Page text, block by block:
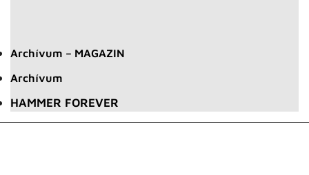
Archívum – MAGAZIN
Archívum
HAMMER FOREVER